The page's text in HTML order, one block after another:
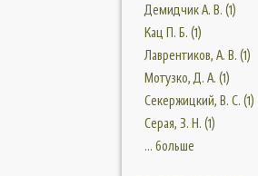
Демидчик А. В. (1)
Кац П. Б. (1)
Лаврентиков, А. В. (1)
Мотузко, Д. А. (1)
Секержицкий, В. С. (1)
Серая, З. Н. (1)
... больше